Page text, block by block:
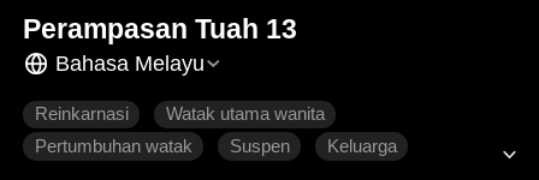
Perampasan Tuah 13
Bahasa Melayu
Reinkarnasi
Watak utama wanita
Pertumbuhan watak
Suspen Keluarga